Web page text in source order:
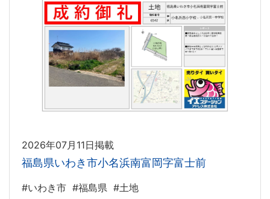
2026年07月11日掲載
福島県いわき市小名浜南富岡字富士前
#いわき市 #福島県 #土地